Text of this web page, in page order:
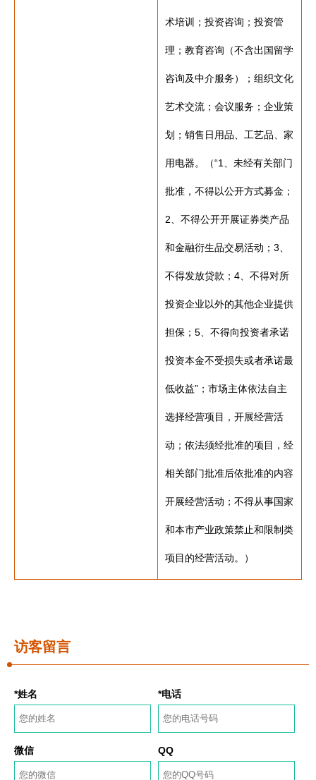
术培训；投资咨询；投资管
理；教育咨询（不含出国留学
咨询及中介服务）；组织文化
艺术交流；会议服务；企业策
划；销售日用品、工艺品、家
用电器。（“1、未经有关部门
批准，不得以公开方式募金；
2、不得公开开展证券类产品
和金融衍生品交易活动；3、
不得发放贷款；4、不得对所
投资企业以外的其他企业提供
担保；5、不得向投资者承诺
投资本金不受损失或者承诺最
低收益”；市场主体依法自主
选择经营项目，开展经营活
动；依法须经批准的项目，经
相关部门批准后依批准的内容
开展经营活动；不得从事国家
和本市产业政策禁止和限制类
项目的经营活动。）
访客留言
*姓名 *电话
微信 QQ